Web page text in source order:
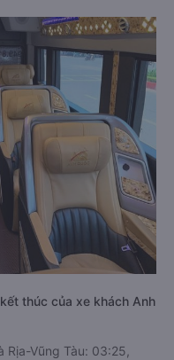
thúc của xe khách Anh
Rịa-Vũng Tàu: 03:25,